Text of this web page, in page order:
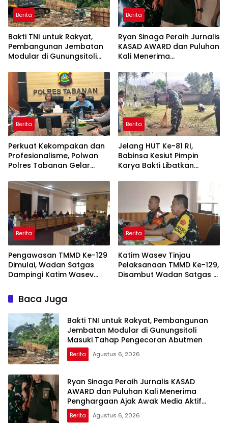
Berita
Bakti TNI untuk Rakyat,
Pembangunan Jembatan
Modular di Gunungsitoli
Abutmen
Berita
Ryan Sinaga Peraih Jurnalis
KASAD AWARD dan Puluhan
Kali Menerima
Media Aktif Publikasi
Kegiatan TNI
Berita
Perkuat Kekompakan dan
Profesionalisme, Polwan
Polres Tabanan Gelar
Berita
Jelang HUT Ke-81 RI,
Babinsa Kesiut Pimpin
Karya Bakti Libatkan
Udayana
Berita
Pengawasan TMMD Ke-129
Dimulai, Wadan Satgas
Dampingi Katim Wasev
Berita
Katim Wasev Tinjau
Pelaksanaan TMMD Ke-129,
Disambut Wadan Satgas di
Baca Juga
Bakti TNI untuk Rakyat, Pembangunan
Jembatan Modular di Gunungsitoli
Masuki Tahap Pengecoran Abutmen
Berita Agustus 6, 2026
Ryan Sinaga Peraih Jurnalis KASAD
AWARD dan Puluhan Kali Menerima
Penghargaan Ajak Awak Media Aktif
Publikasi Kegiatan TNI
Berita Agustus 6, 2026